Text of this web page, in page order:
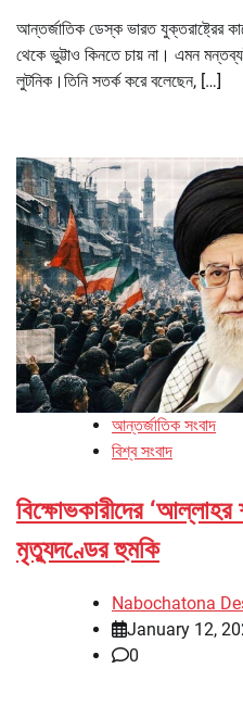
আন্তর্জাতিক ডেস্ক ভারত যুক্তরাষ্ট্রের
থেকে ভুট্টাও কিনতে চায় না। এমন মন্তব্যই
লুটনিক।তিনি সতর্ক করে বলেছেন, […]
আন্তর্জাতিক সংবাদ
বিশ্ব সংবাদ
বিক্ষোভকারীদের
মৃত্যুদণ্ডের হুমকি
Nabochatona
January 12,
0